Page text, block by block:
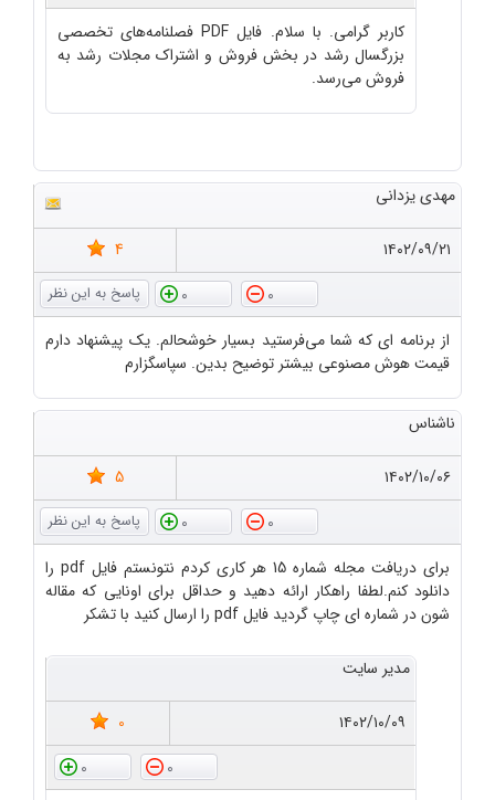
کاربر گرامی. با سلام. فایل PDF فصلنامه‌های تخصصی
بزرگسال رشد در بخش فروش و اشتراک مجلات رشد به
فروش می‌رسد.
مهدی یزدانی
۱۴۰۲/۰۹/۲۱
4
0
0
از برنامه ای که شما می‌فرستید بسیار خوشحالم. یک پیشنهاد دارم
قیمت هوش مصنوعی بیشتر توضیح بدین. سپاسگزارم
ناشناس
۱۴۰۲/۱۰/۰۶
5
0
0
برای دریافت مجله شماره 15 هر کاری کردم نتونستم فایل pdf را
دانلود کنم.لطفا راهکار ارائه دهید و حداقل برای اونایی که مقاله
شون در شماره ای چاپ گردید فایل pdf را ارسال کنید با تشکر
مدیر سایت
۱۴۰۲/۱۰/۰۹
0
0
0